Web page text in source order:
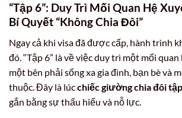
“Tập 6”: Duy Trì Mối Quan Hệ
Bí Quyết “Không Chia Đôi”
Ngay cả khi visa đã được cấp, hành trình
đó. “Tập 6” là về việc duy trì một mối
một bên phải sống xa gia đình, bạn bè và
thuộc. Đây là lúcchiếc giường chia đôi
gắn bằng sự thấu hiểu và nỗ lực.